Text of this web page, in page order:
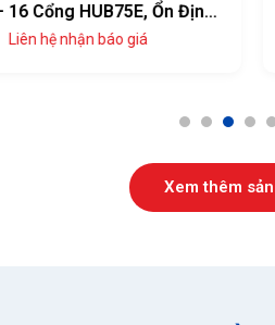
16 Cổng HUB75E, Ổn Định
Cao
Liên hệ nhận báo giá
1 2 3 4
Xem thêm